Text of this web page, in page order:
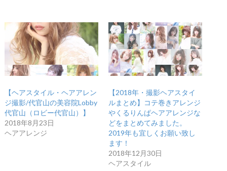
【ヘアスタイル・ヘアアレン
ジ撮影/代官山の美容院Lobby
代官山（ロビー代官山）】
2018年8月23日
ヘアアレンジ
【2018年・撮影ヘアスタイ
ルまとめ】コテ巻きアレンジ
やくるりんぱヘアアレンジな
どをまとめてみました。
2019年も宜しくお願い致し
ます！
2018年12月30日
ヘアスタイル